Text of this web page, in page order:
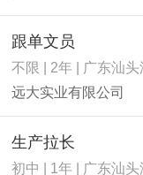
跟单文员
不限 | 2年 | 广东汕头
远大实业有限公司
生产拉长
初中 | 1年 | 广东汕头